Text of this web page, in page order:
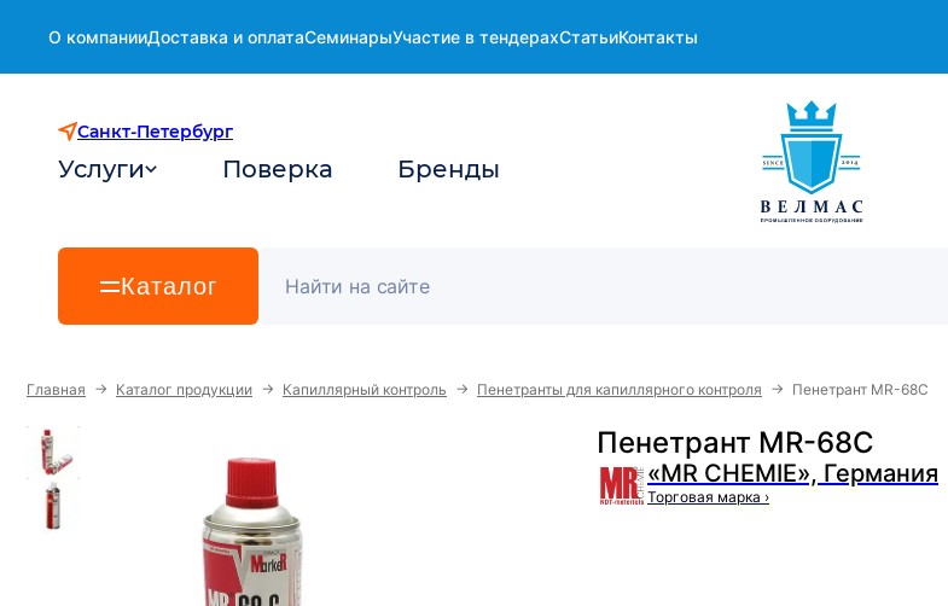
О компанииДоставка и оплатаСеминарыУчастие в тендерахСтатьиКонтакты
Санкт-Петербург
Услуги Поверка Бренды
Каталог
Главная → Каталог продукции → Капиллярный контроль → Пенетранты для капиллярного контроля → Пенетрант MR-68C
Пенетрант MR-68C
«MR CHEMIE», Германия
Торговая марка ›